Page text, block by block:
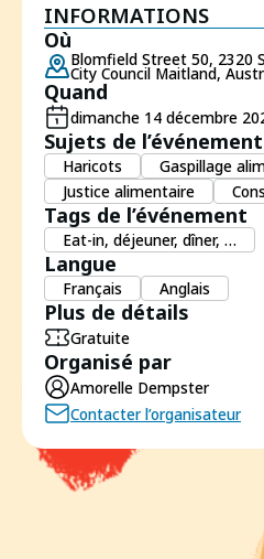
INFORMATIONS
Où
Blomfield Street 50, 2320
City Council Maitland,
Quand
dimanche 14 décembre
Sujets de l’événement
Haricots Gaspillage
Justice alimentaire
Tags de l’événement
Eat-in, déjeuner, dîner, …
Langue
Français Anglais
Plus de détails
Gratuite
Organisé par
Amorelle Dempster
Contacter l’organisateur